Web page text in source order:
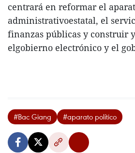
centrará en reformar el
administrativoestatal, el
finanzas públicas y construir
elgobierno electrónico y el
#Bac Giang #aparato político